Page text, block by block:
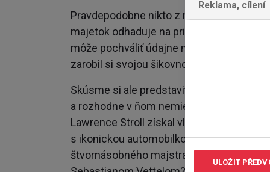
Pravdepodobne nikto z nás presne
majetok odhaduje na približne 2,5
môže pochváliť údajne najväčšou
zarobil si svojou šikovnosťou a
Skúsme si ale predstaviť úspešného
a rozhodne v ňom nemieni hrať dlhodobo
Lawrence Stroll získal vlastný tím, dal
s ikonickou automobilkou Aston Martin.
štvornásobného majstra sveta. Ako dlho
Reklama, cílení
ULOŽIT